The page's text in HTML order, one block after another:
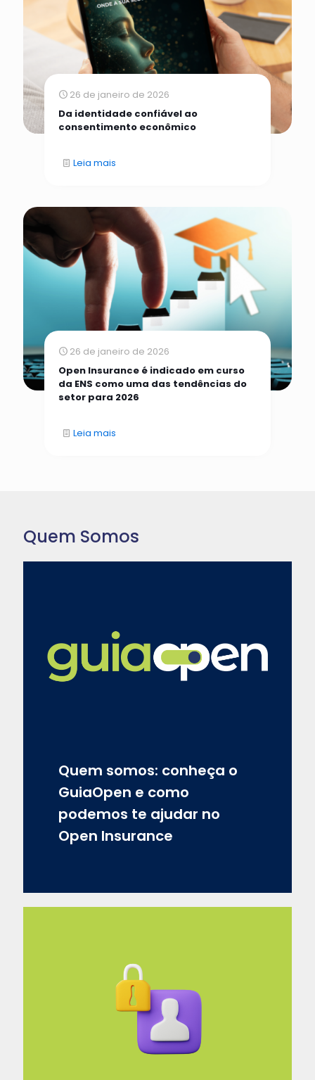
26 de janeiro de 2026
Da identidade confiável ao
consentimento econômico
Leia mais
26 de janeiro de 2026
Open Insurance é indicado em curso
da ENS como uma das tendências do
setor para 2026
Leia mais
Quem Somos
Quem somos: conheça o
GuiaOpen e como
podemos te ajudar no
Open Insurance